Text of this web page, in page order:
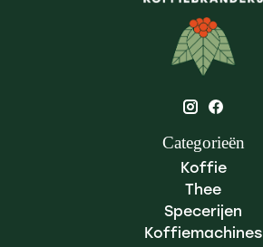
Categorieën
Koffie
Thee
Specerijen
Koffiemachines